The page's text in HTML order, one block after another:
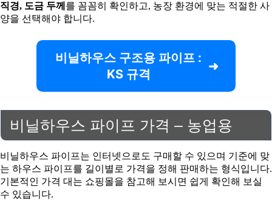
직경, 도금 두께 를 꼼꼼히 확인하고, 농장 환경에 맞는 적절한 사
양을 선택해야 합니다.
비닐하우스 구조용 파이프 :
KS 규격
비닐하우스 파이프 가격 – 농업용
비닐하우스 파이프는 인터넷으로도 구매할 수 있으며 기준에 맞
는 하우스 파이프를 길이별로 가격을 정해 판매하는 형식입니다.
기본적인 가격 대는 쇼핑몰을 참고해 보시면 쉽게 확인해 보실
수 있습니다.